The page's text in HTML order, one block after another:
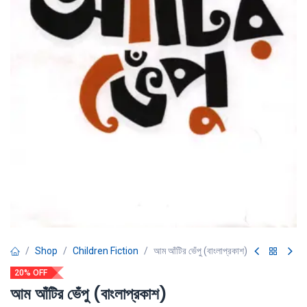
Shop Children Fiction আম আঁটির ভেঁপু (বাংলাপ্রকাশ)
20% OFF
আম আঁটির ভেঁপু (বাংলাপ্রকাশ)